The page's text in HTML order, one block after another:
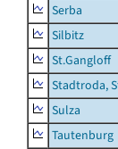
Serba
Silbitz
St.Gangloff
Stadtroda,
Sulza
Tautenburg